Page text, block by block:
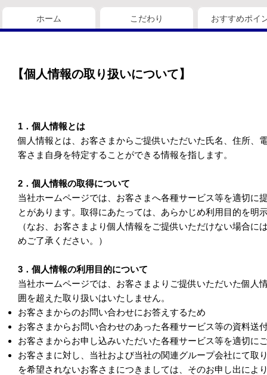
ホーム こだわり おすすめポイ
【個人情報の取り扱いについて】
1．個人情報とは
個人情報とは、お客さまからご提供いただいた氏名、住所、
客さま自身を特定することができる情報を指します。
2．個人情報の取得について
当社ホームページでは、お客さまへ各種サービス等を適切
とがあります。取得にあたっては、あらかじめ利用目的を明
（なお、お客さまより個人情報をご提供いただけない場合
めご了承ください。）
3．個人情報の利用目的について
当社ホームページでは、お客さまよりご提供いただいた個
囲を超えた取り扱いはいたしません。
お客さまからのお問い合わせにお答えするため
お客さまからお問い合わせのあった各種サービス等の資料送
お客さまからお申し込みいただいた各種サービス等を適切に
お客さまに対し、当社および当社の関連グループ会社にて
を希望されないお客さまにつきましては、そのお申し出によ